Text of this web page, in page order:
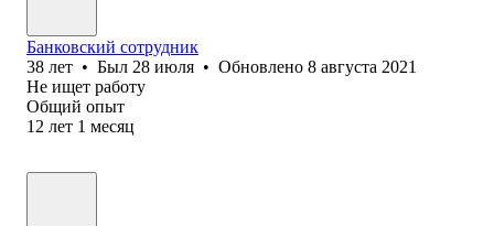
Банковский сотрудник
38 лет • Был 28 июля • Обновлено 8 августа 2021
Не ищет работу
Общий опыт
12 лет 1 месяц